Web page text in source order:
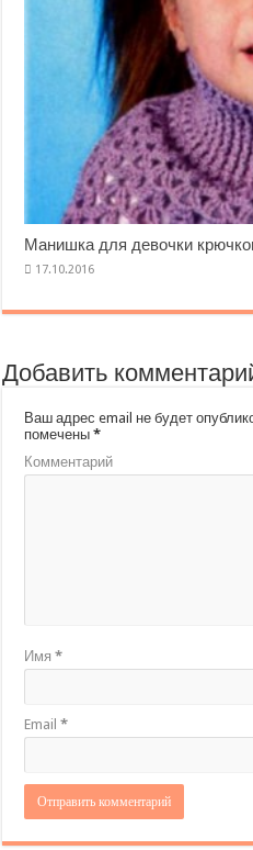
Манишка для девочки
Добавить
Ваш адрес email не будет
помечены*
Комментарий
Имя*
Email*